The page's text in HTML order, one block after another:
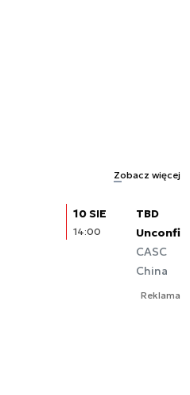
Zobacz więcej
10 SIE
14:00
TBD
CASC
China
Reklama